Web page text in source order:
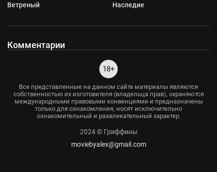
Ветреный Наследие
Комментарии
18+
Все представленные на данном сайте материалы являются
собственностью их изготовителя (владельца прав), охраняются
международными правовыми конвенциями и предназначены
только для ознакомления, носят исключительно
ознакомительный и развлекательный характер.
2024 © Гриффины
moviebyalex@gmail.com